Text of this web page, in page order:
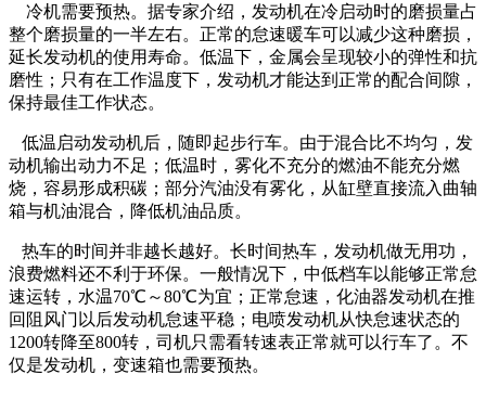
冷机需要预热。据专家介绍，发动机在冷启动时的磨损量占
整个磨损量的一半左右。正常的怠速暖车可以减少这种磨损，
延长发动机的使用寿命。低温下，金属会呈现较小的弹性和抗
磨性；只有在工作温度下，发动机才能达到正常的配合间隙，
保持最佳工作状态。
低温启动发动机后，随即起步行车。由于混合比不均匀，发
动机输出动力不足；低温时，雾化不充分的燃油不能充分燃
烧，容易形成积碳；部分汽油没有雾化，从缸壁直接流入曲轴
箱与机油混合，降低机油品质。
热车的时间并非越长越好。长时间热车，发动机做无用功，
浪费燃料还不利于环保。一般情况下，中低档车以能够正常怠
速运转，水温70℃～80℃为宜；正常怠速，化油器发动机在推
回阻风门以后发动机怠速平稳；电喷发动机从快怠速状态的
1200转降至800转，司机只需看转速表正常就可以行车了。不
仅是发动机，变速箱也需要预热。